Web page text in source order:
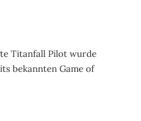
Titanfall Pilot wurde
bekannten Game of